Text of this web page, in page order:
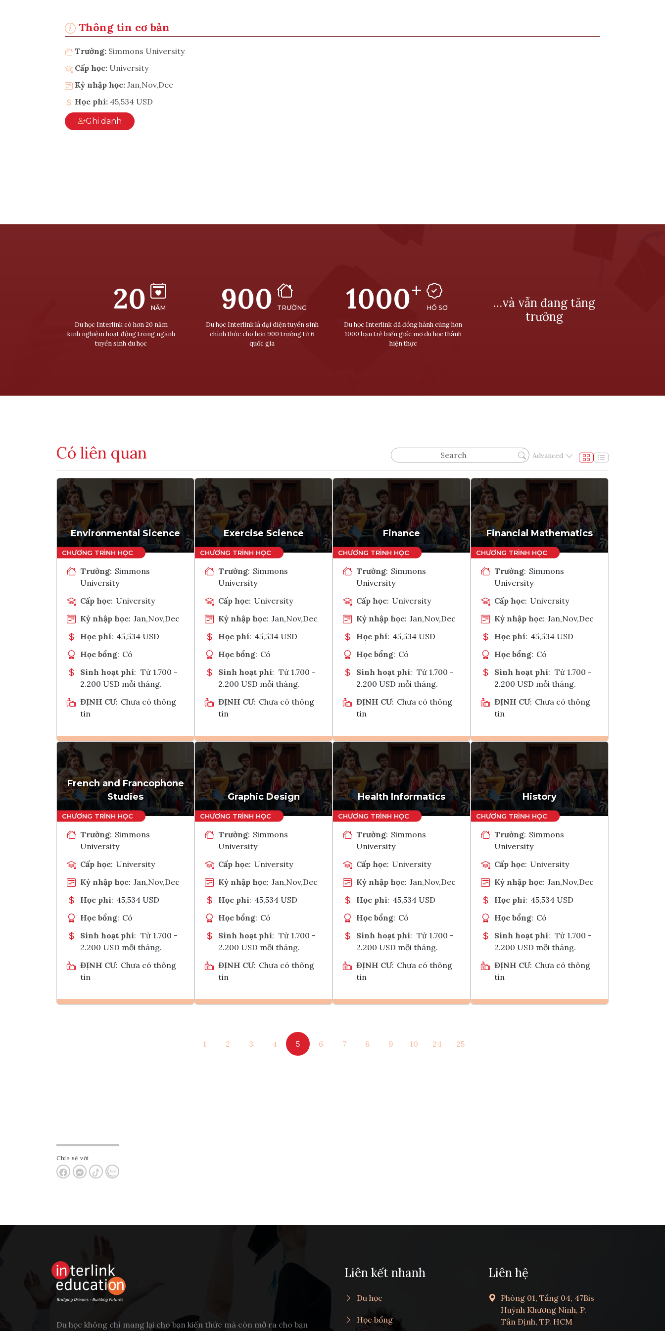
Thông tin cơ bản
Trường: Simmons University
Cấp học: University
Kỳ nhập học: Jan,Nov,Dec
Học phí: 45,534 USD
Ghi danh
20 NĂM
Du học Interlink có hơn 20 năm
kinh nghiệm hoạt động trong ngành
tuyển sinh du học
900 TRƯỜNG
Du học Interlink là đại diện tuyển sinh
chính thức cho hơn 900 trường từ 6
quốc gia
1000+
HỒ SƠ
Du học Interlink đã đồng hành cùng hơn
1000 bạn trẻ biến giấc mơ du học thành
hiện thực
…và vẫn đang tăng
trưởng
Có liên quan Advanced
Environmental Sicence
Trường: Simmons
University
Cấp học: University
Kỳ nhập học: Jan,Nov,Dec
Học phí: 45,534 USD
Học bổng: Có
Sinh hoạt phí: Từ 1.700 -
2.200 USD mỗi tháng.
ĐỊNH CƯ: Chưa có thông
tin
Ghi danh
Tham vấn Interlink
Exercise Science
Trường: Simmons
University
Cấp học: University
Kỳ nhập học: Jan,Nov,Dec
Học phí: 45,534 USD
Học bổng: Có
Sinh hoạt phí: Từ 1.700 -
2.200 USD mỗi tháng.
ĐỊNH CƯ: Chưa có thông
tin
Ghi danh
Tham vấn Interlink
Finance
Trường: Simmons
University
Cấp học: University
Kỳ nhập học: Jan,Nov,Dec
Học phí: 45,534 USD
Học bổng: Có
Sinh hoạt phí: Từ 1.700 -
2.200 USD mỗi tháng.
ĐỊNH CƯ: Chưa có thông
tin
Ghi danh
Tham vấn Interlink
Financial Mathematics
Trường: Simmons
University
Cấp học: University
Kỳ nhập học: Jan,Nov,Dec
Học phí: 45,534 USD
Học bổng: Có
Sinh hoạt phí: Từ 1.700 -
2.200 USD mỗi tháng.
ĐỊNH CƯ: Chưa có thông
tin
Ghi danh
Tham vấn Interlink
French and Francophone
Studies
Trường: Simmons
University
Cấp học: University
Kỳ nhập học: Jan,Nov,Dec
Học phí: 45,534 USD
Học bổng: Có
Sinh hoạt phí: Từ 1.700 -
2.200 USD mỗi tháng.
ĐỊNH CƯ: Chưa có thông
tin
Graphic Design
Trường: Simmons
University
Cấp học: University
Kỳ nhập học: Jan,Nov,Dec
Học phí: 45,534 USD
Học bổng: Có
Sinh hoạt phí: Từ 1.700 -
2.200 USD mỗi tháng.
ĐỊNH CƯ: Chưa có thông
tin
Tham vấn Interlink
Health Informatics
Trường: Simmons
University
Cấp học: University
Kỳ nhập học: Jan,Nov,Dec
Học phí: 45,534 USD
Học bổng: Có
Sinh hoạt phí: Từ 1.700 -
2.200 USD mỗi tháng.
ĐỊNH CƯ: Chưa có thông
tin
Tham vấn Interlink
History
Trường: Simmons
University
Cấp học: University
Kỳ nhập học: Jan,Nov,Dec
Học phí: 45,534 USD
Học bổng: Có
Sinh hoạt phí: Từ 1.700 -
2.200 USD mỗi tháng.
ĐỊNH CƯ: Chưa có thông
tin
1 2 3 4 5 6 7 8 9 10 24 25
Chia sẻ với
Du học không chỉ mang lại cho bạn kiến thức mà còn mở ra cho bạn
Liên kết nhanh
Du học
Học bổng
Liên hệ
Phòng 01, Tầng 04, 47Bis
Huỳnh Khương Ninh, P.
Tân Định, TP. HCM